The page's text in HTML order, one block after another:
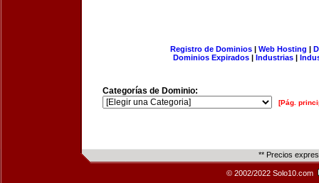
Registro de Dominios| Web Hosting |
Dominios Expirados | Industrias |
Categorías de Dominio:
[Pág.
** Precios
© 2002/2022 Solo10.com